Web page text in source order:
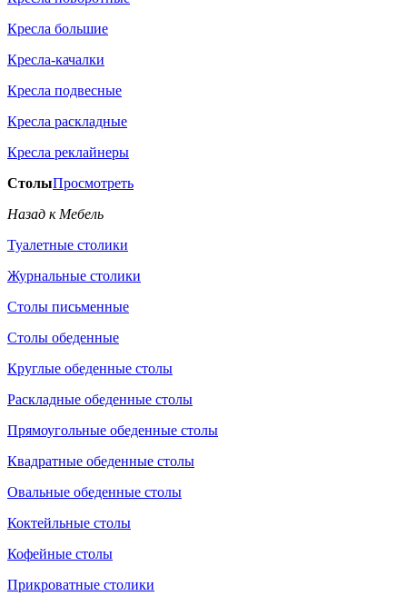
Кресла большие
Кресла-качалки
Кресла подвесные
Кресла раскладные
Кресла реклайнеры
СтолыПросмотреть
Назад к Мебель
Туалетные столики
Журнальные столики
Столы письменные
Столы обеденные
Круглые обеденные столы
Раскладные обеденные столы
Прямоугольные обеденные столы
Квадратные обеденные столы
Овальные обеденные столы
Коктейльные столы
Кофейные столы
Прикроватные столики